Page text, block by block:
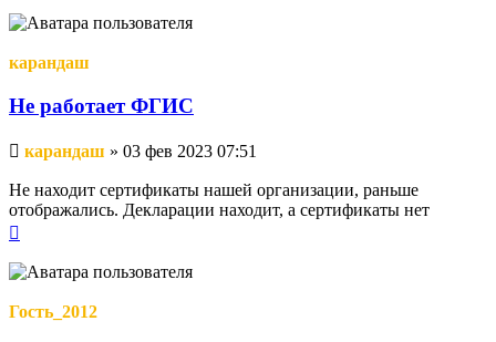
началу
карандаш
Не работает ФГИС
Непрочитанное
сообщение
карандаш » 03 фев 2023 07:51
Не находит сертификаты нашей организации, раньше
отображались. Декларации находит, а сертификаты нет
началу
Гость_2012